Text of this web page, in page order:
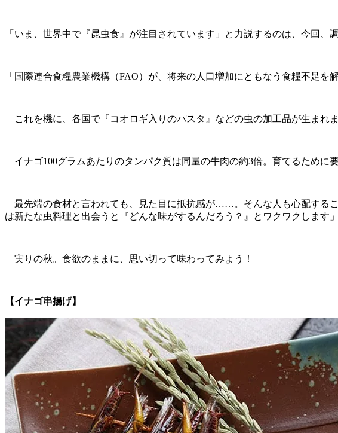
「いま、世界中で『昆虫食』が注目されています」と力説するのは、今回
「国際連合食糧農業機構（FAO）が、将来の人口増加にともなう食糧不足を
これを機に、各国で『コオロギ入りのパスタ』などの虫の加工品が生まれ
イナゴ100グラムあたりのタンパク質は同量の牛肉の約3倍。育てるために
最先端の食材と言われても、見た目に抵抗感が……。そんな人も心配する
は新たな虫料理と出会うと『どんな味がするんだろう？』とワクワクします
実りの秋。食欲のままに、思い切って味わってみよう！
【イナゴ串揚げ】